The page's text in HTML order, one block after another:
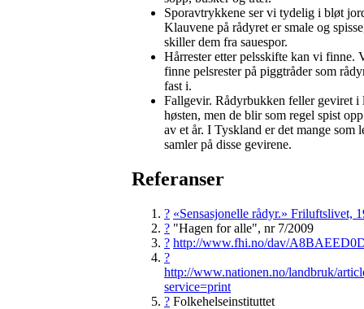
Sporavtrykkene ser vi tydelig i bløt
Klauvene på rådyret er smale og
skiller dem fra sauespor.
Hårrester etter pelsskifte kan vi finne.
finne pelsrester på piggtråder som
fast i.
Fallgevir. Rådyrbukken feller geviret i
høsten, men de blir som regel spist
av et år. I Tyskland er det mange som
samler på disse gevirene.
Referanser
? «Sensasjonelle rådyr.» Friluftslivet,
? "Hagen for alle", nr 7/2009
? http://www.fhi.no/dav/
?
http://www.nationen.no/landbruk/
service=print
? Folkehelseinstituttet